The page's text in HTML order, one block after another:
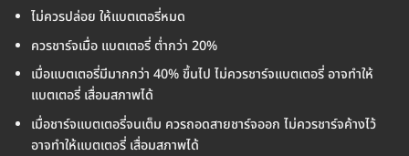
ไม่ควรปล่อย ให้แบตเตอรี่หมด
ควรชาร์จเมื่อ แบตเตอรี่ ต่ำกว่า 20%
เมื่อแบตเตอรี่มีมากกว่า 40% ขึ้นไป ไม่ควรชาร์จแบตเตอรี่ อาจทำให้
แบตเตอรี่ เสื่อมสภาพได้
เมื่อชาร์จแบตเตอรี่จนเต็ม ควรถอดสายชาร์จออก ไม่ควรชาร์จค้างไว้
อาจทำให้แบตเตอรี่ เสื่อมสภาพได้